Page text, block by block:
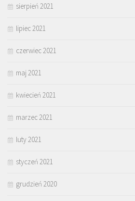
sierpień 2021
lipiec 2021
czerwiec 2021
maj 2021
kwiecień 2021
marzec 2021
luty 2021
styczeń 2021
grudzień 2020